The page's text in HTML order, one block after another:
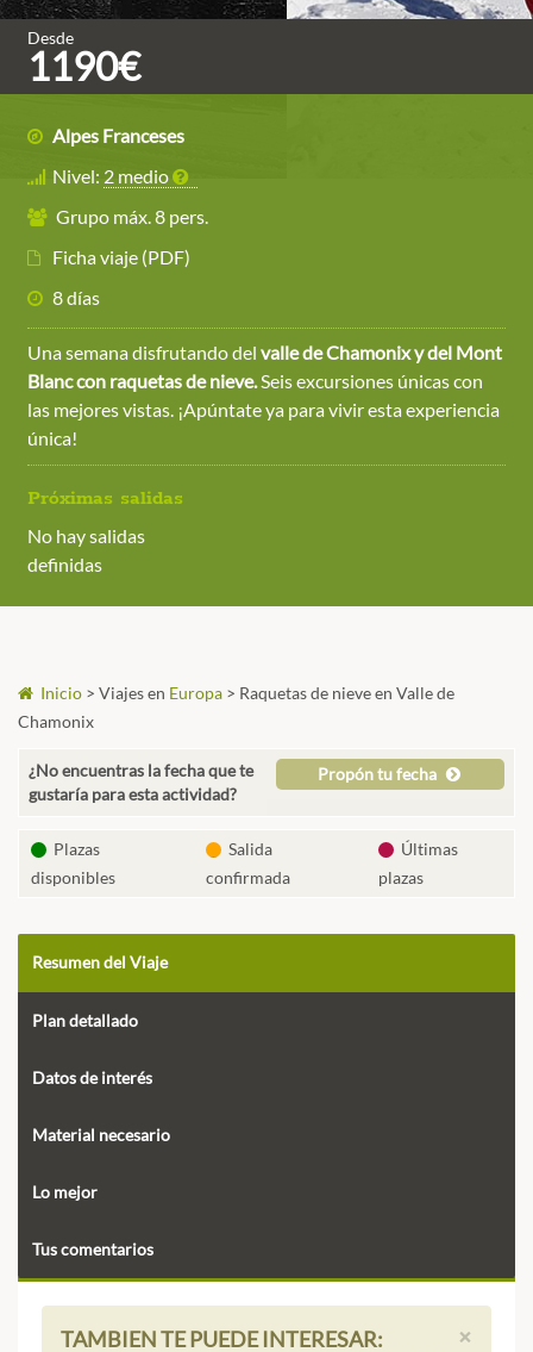
Desde
1190€
Alpes Franceses
Nivel: 2 medio
Grupo máx. 8 pers.
Ficha viaje (PDF)
8 días
Una semana disfrutando delvalle de Chamonix y del Mont
Blanc con raquetas de nieve.Seis excursiones únicas con
las mejores vistas. ¡Apúntate ya para vivir esta experiencia
única!
Próximas salidas
No hay salidas
definidas
Inicio > Viajes en Europa > Raquetas de nieve en Valle de
Chamonix
¿No encuentras la fecha que te
gustaría para esta actividad?
Propón tu fecha
Plazas
disponibles
Salida
confirmada
Últimas
plazas
Resumen del Viaje
Plan detallado
Datos de interés
Material necesario
Lo mejor
Tus comentarios
×
TAMBIEN TE PUEDE INTERESAR: